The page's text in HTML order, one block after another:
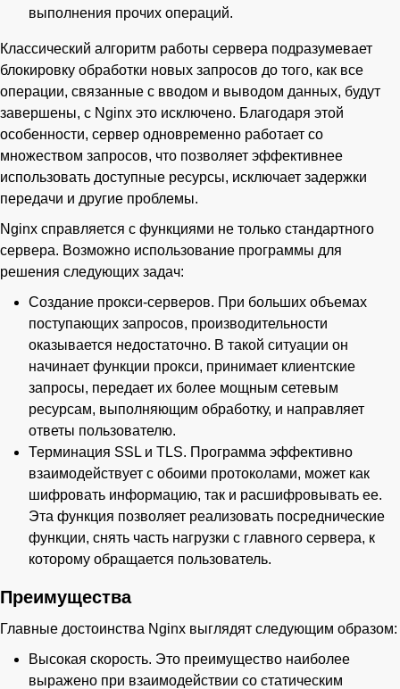
выполнения прочих операций.
Классический алгоритм работы сервера подразумевает
блокировку обработки новых запросов до того, как все
операции, связанные с вводом и выводом данных, будут
завершены, с Nginx это исключено. Благодаря этой
особенности, сервер одновременно работает со
множеством запросов, что позволяет эффективнее
использовать доступные ресурсы, исключает задержки
передачи и другие проблемы.
Nginx справляется с функциями не только стандартного
сервера. Возможно использование программы для
решения следующих задач:
Создание прокси-серверов. При больших объемах
поступающих запросов, производительности
оказывается недостаточно. В такой ситуации он
начинает функции прокси, принимает клиентские
запросы, передает их более мощным сетевым
ресурсам, выполняющим обработку, и направляет
ответы пользователю.
Терминация SSL и TLS. Программа эффективно
взаимодействует с обоими протоколами, может как
шифровать информацию, так и расшифровывать ее.
Эта функция позволяет реализовать посреднические
функции, снять часть нагрузки с главного сервера, к
которому обращается пользователь.
Преимущества
Главные достоинства Nginx выглядят следующим образом:
Высокая скорость. Это преимущество наиболее
выражено при взаимодействии со статическим